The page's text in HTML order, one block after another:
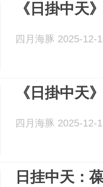
《日掛中天
四月海豚 2025-12-
《日掛中天
四月海豚 2025-12-
日挂中天：